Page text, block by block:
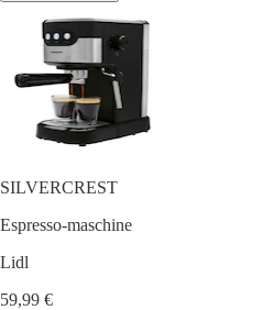
SILVERCREST
Espresso-maschine
Lidl
59,99 €